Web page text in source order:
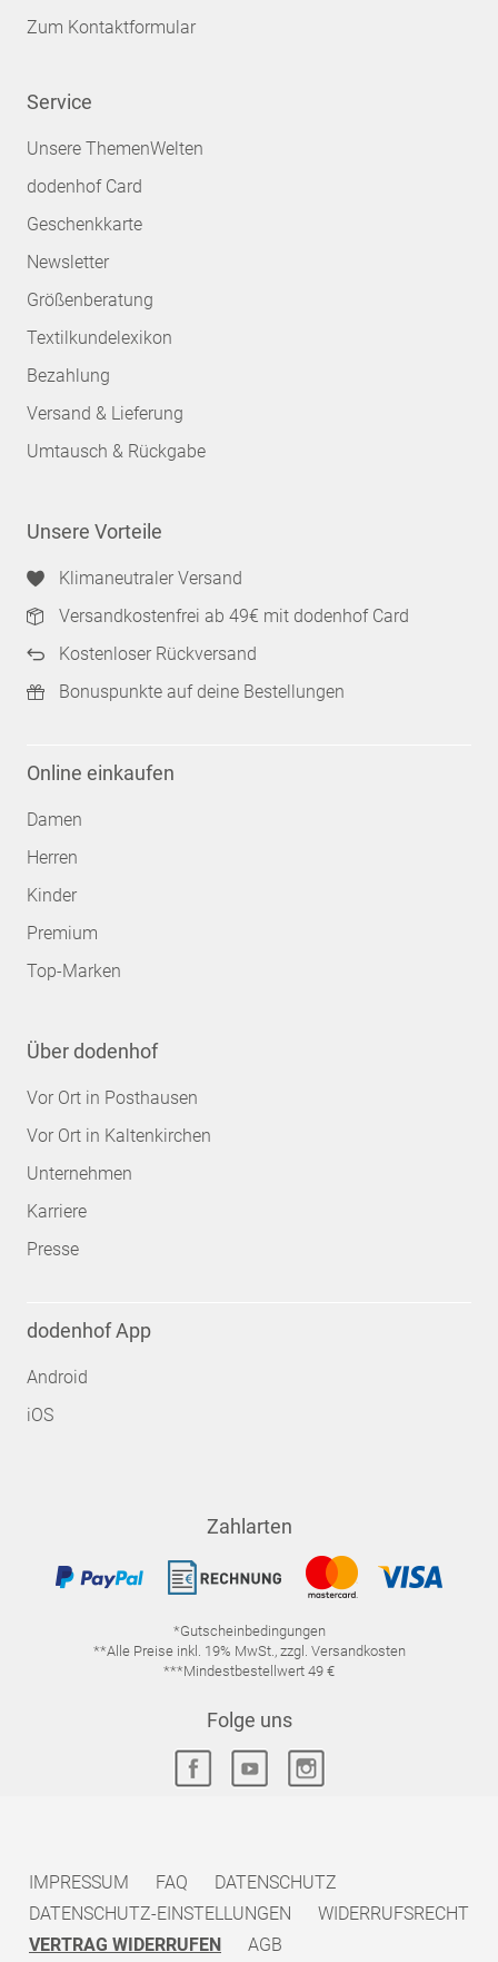
Zum Kontaktformular
Service
Unsere ThemenWelten
dodenhof Card
Geschenkkarte
Newsletter
Größenberatung
Textilkundelexikon
Bezahlung
Versand & Lieferung
Umtausch & Rückgabe
Unsere Vorteile
Klimaneutraler Versand
Versandkostenfrei ab 49€ mit dodenhof Card
Kostenloser Rückversand
Bonuspunkte auf deine Bestellungen
Online einkaufen
Damen
Herren
Kinder
Premium
Top-Marken
Über dodenhof
Vor Ort in Posthausen
Vor Ort in Kaltenkirchen
Unternehmen
Karriere
Presse
dodenhof App
Android
iOS
Zahlarten
*Gutscheinbedingungen
**Alle Preise inkl. 19% MwSt., zzgl. Versandkosten
***Mindestbestellwert 49 €
Folge uns
IMPRESSUM FAQ
DATENSCHUTZ
DATENSCHUTZ-EINSTELLUNGEN
WIDERRUFSRECHT
VERTRAG WIDERRUFEN
AGB